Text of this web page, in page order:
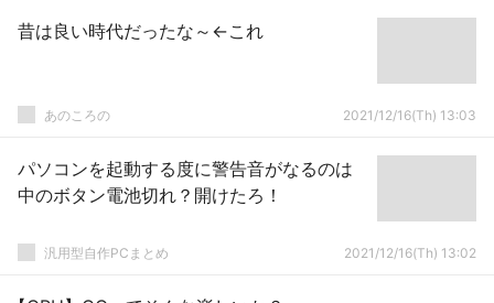
昔は良い時代だったな～←これ
あのころの 2021/12/16(Th) 13:03
パソコンを起動する度に警告音がなるのは
中のボタン電池切れ？開けたろ！
汎用型自作PCまとめ 2021/12/16(Th) 13:02